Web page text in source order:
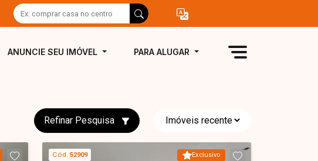
ANUNCIE SEU IMÓVEL PARA ALUGAR
Refinar Pesquisa
Exclusivo
Cód. 52909